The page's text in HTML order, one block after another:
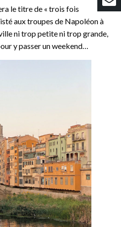
le titre de « trois fois
aux troupes de Napoléon à
ni trop petite ni trop grande,
y passer un weekend…